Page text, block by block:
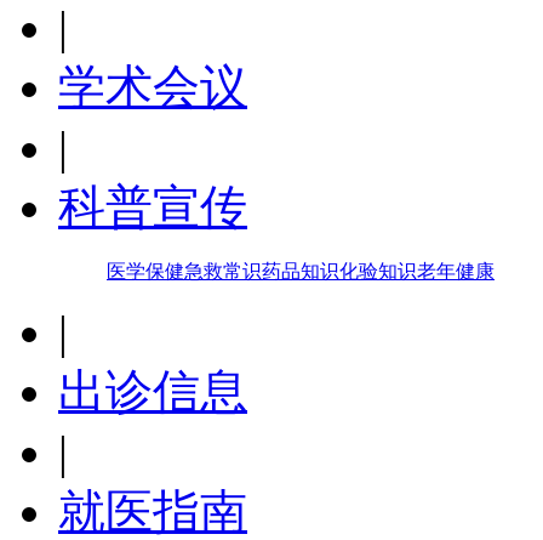
|
学术会议
|
科普宣传
医学保健急救常识药品知识化验知识老年健康
|
出诊信息
|
就医指南